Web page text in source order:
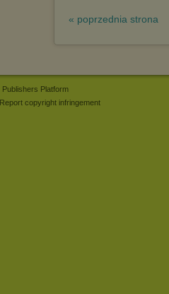
« poprzednia strona
Publishers Platform
Report copyright infringement